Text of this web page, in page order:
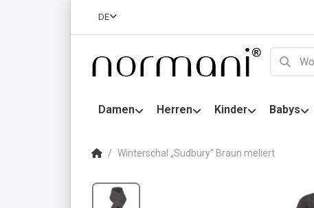
DE
Damen Herren Kinder Babys
Winterschal „Sudbury“ Braun meliert